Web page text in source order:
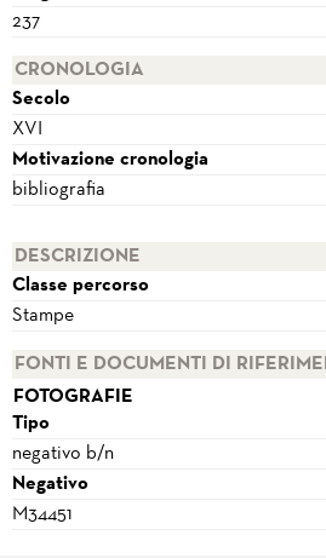
237
CRONOLOGIA
Secolo
XVI
Motivazione cronologia
bibliografia
DESCRIZIONE
Classe percorso
Stampe
FONTI E DOCUMENTI DI
FOTOGRAFIE
Tipo
negativo b/n
Negativo
M34451